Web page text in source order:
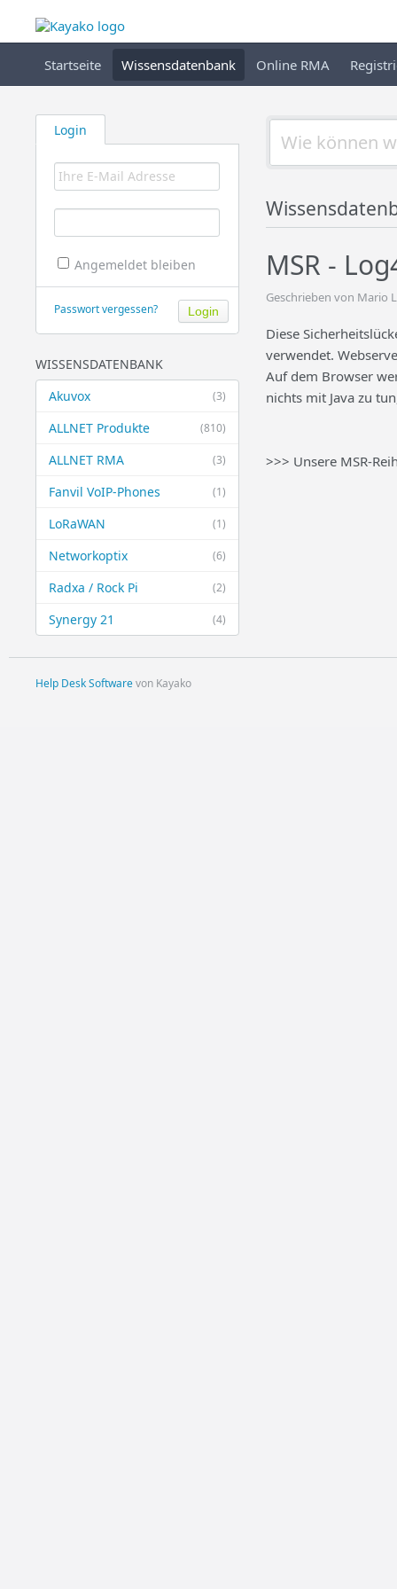
Startseite Wissensdatenbank Online RMA
Login
Angemeldet bleiben
Passwort vergessen?
WISSENSDATENBANK
(3)
Akuvox
(810)
ALLNET Produkte
(3)
ALLNET RMA
(1)
Fanvil VoIP-Phones
(1)
LoRaWAN
(6)
Networkoptix
(2)
Radxa / Rock Pi
(4)
Synergy 21
MSR -
Geschrieben von Mario
Diese
verwendet.
Auf dem Browser
nichts mit Java zu
>>> Unsere MSR-
Help Desk Softwarevon Kayako